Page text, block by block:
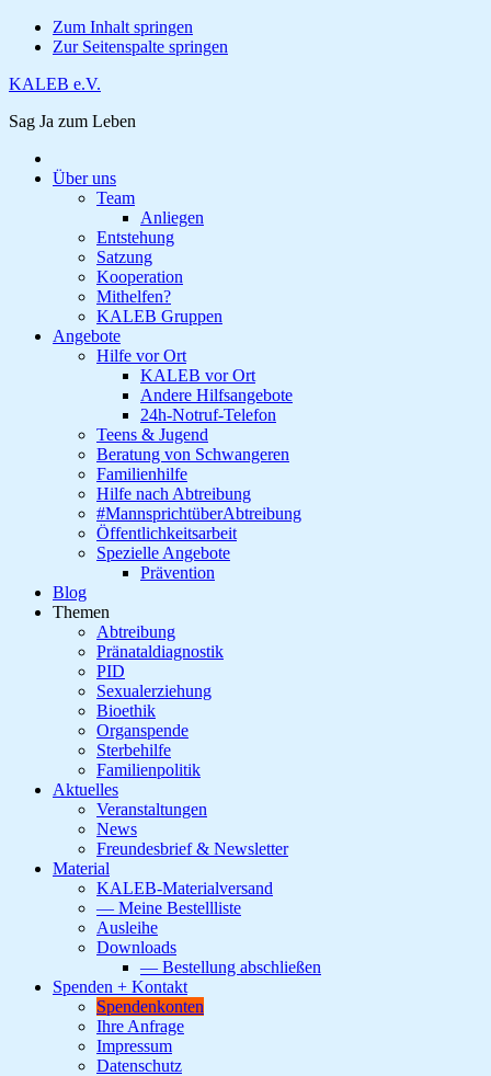
Zum Inhalt springen
Zur Seitenspalte springen
KALEB e.V.
Sag Ja zum Leben
Über uns
Team
Anliegen
Entstehung
Satzung
Kooperation
Mithelfen?
KALEB Gruppen
Angebote
Hilfe vor Ort
KALEB vor Ort
Andere Hilfsangebote
24h-Notruf-Telefon
Teens & Jugend
Beratung von Schwangeren
Familienhilfe
Hilfe nach Abtreibung
#MannsprichtüberAbtreibung
Öffentlichkeitsarbeit
Spezielle Angebote
Prävention
Blog
Themen
Abtreibung
Pränataldiagnostik
PID
Sexualerziehung
Bioethik
Organspende
Sterbehilfe
Familienpolitik
Aktuelles
Veranstaltungen
News
Freundesbrief & Newsletter
Material
KALEB-Materialversand
— Meine Bestellliste
Ausleihe
Downloads
— Bestellung abschließen
Spenden + Kontakt
Spendenkonten
Ihre Anfrage
Impressum
Datenschutz